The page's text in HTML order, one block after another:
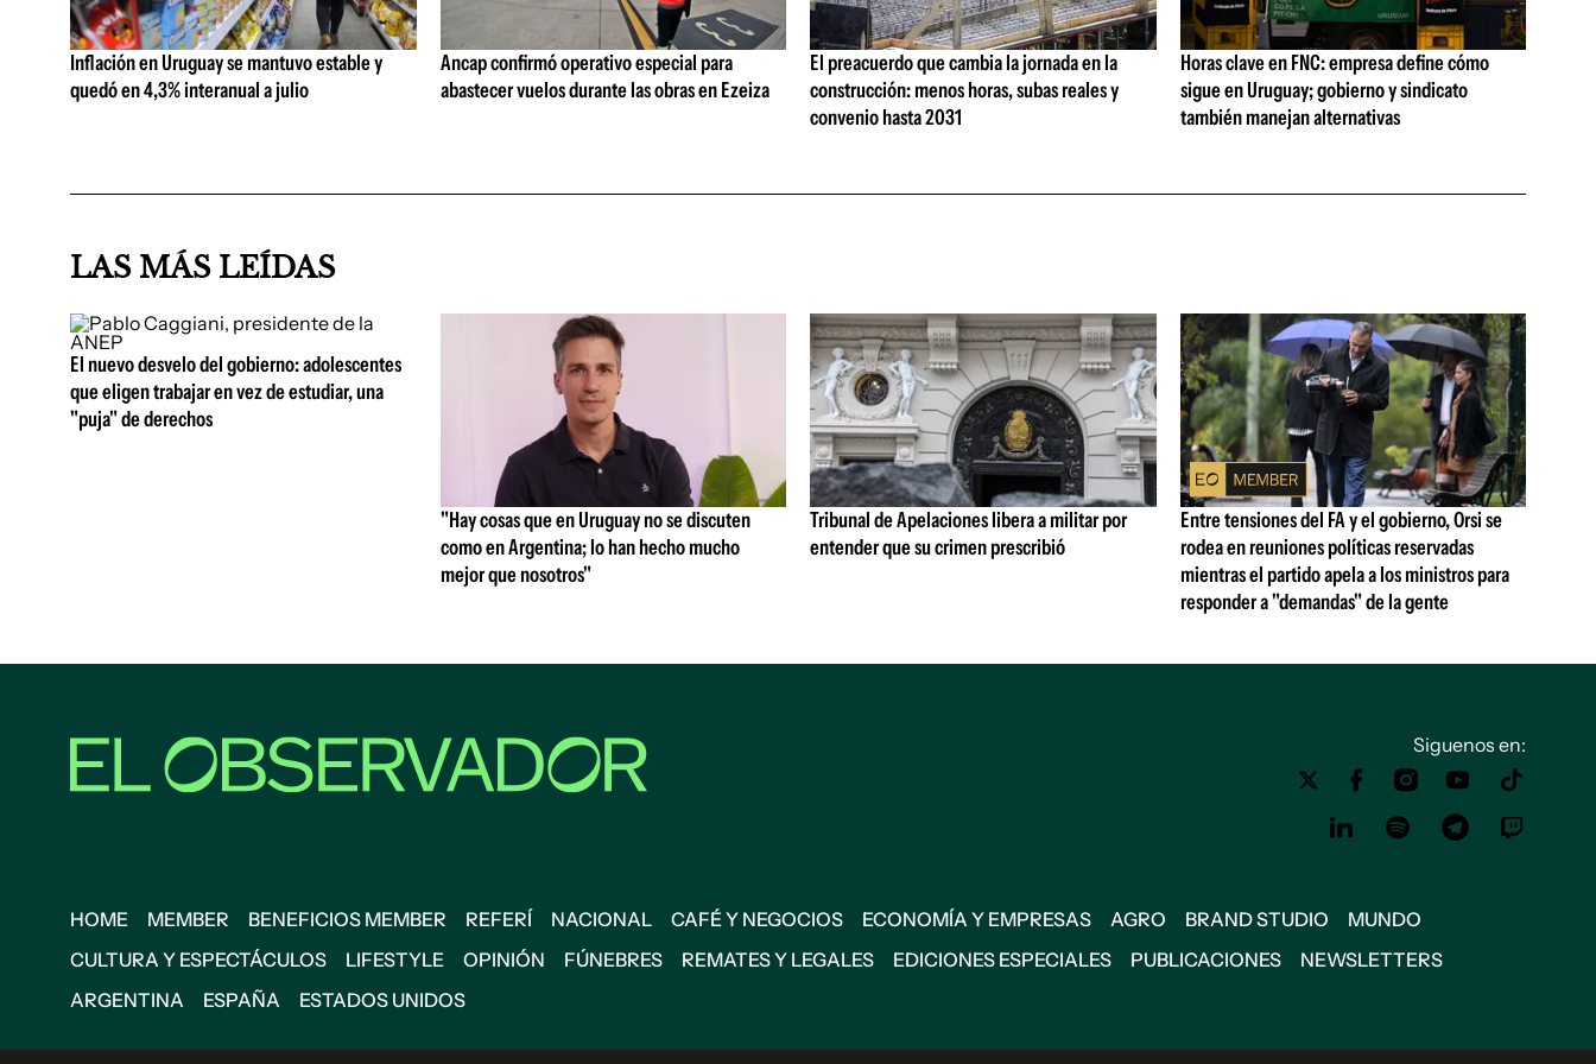
Inflación en Uruguay se mantuvo estable y
quedó en 4,3% interanual a julio
Ancap confirmó operativo especial para
abastecer vuelos durante las obras en Ezeiza
El preacuerdo que cambia la jornada en la
construcción: menos horas, subas reales y
convenio hasta 2031
Horas clave en FNC: empresa define cómo
sigue en Uruguay; gobierno y sindicato
también manejan alternativas
LAS MÁS LEÍDAS
El nuevo desvelo del gobierno: adolescentes
que eligen trabajar en vez de estudiar, una
"puja" de derechos
"Hay cosas que en Uruguay no se discuten
como en Argentina; lo han hecho mucho
mejor que nosotros"
Tribunal de Apelaciones libera a militar por
entender que su crimen prescribió
Entre tensiones del FA y el gobierno, Orsi se
rodea en reuniones políticas reservadas
mientras el partido apela a los ministros para
responder a "demandas" de la gente
Siguenos en:
HOME MEMBER BENEFICIOS MEMBER REFERÍ NACIONAL CAFÉ Y NEGOCIOS ECONOMÍA Y EMPRESAS AGRO BRAND STUDIO
MUNDO
CULTURA Y ESPECTÁCULOS
LIFESTYLE OPINIÓN FÚNEBRES REMATES Y LEGALES EDICIONES ESPECIALES PUBLICACIONES
NEWSLETTERS
ARGENTINA
ESPAÑA ESTADOS UNIDOS